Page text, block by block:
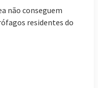
não conseguem
residentes do